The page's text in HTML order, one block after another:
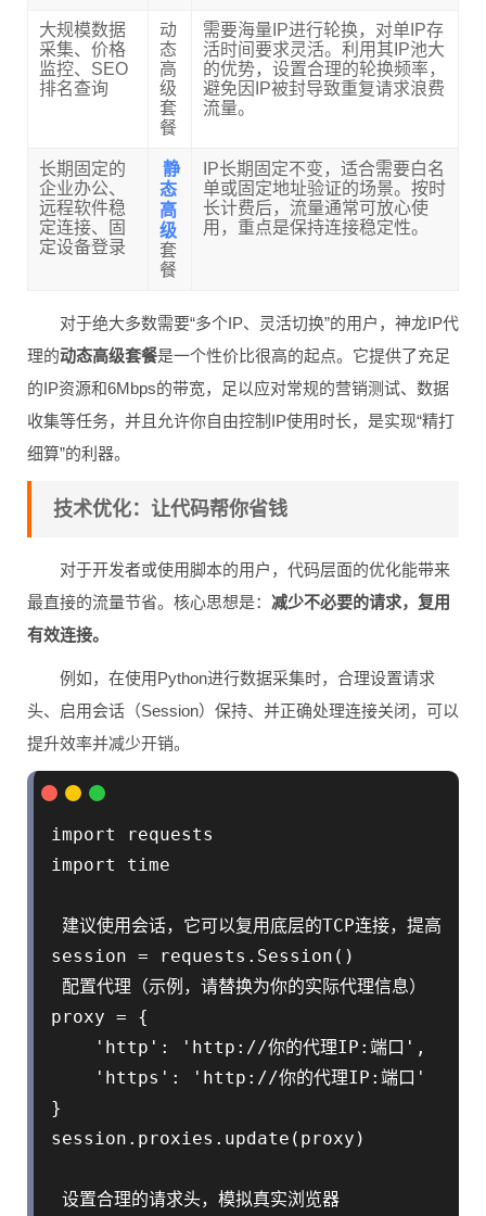
大规模数据
采集、价格
监控、SEO
排名查询
动
态
高
级
套
餐
需要海量IP进行轮换，对单IP存
活时间要求灵活。利用其IP池大
的优势，设置合理的轮换频率，
避免因IP被封导致重复请求浪费
流量。
长期固定的
企业办公、
远程软件稳
定连接、固
定设备登录
静
态
高
级
套
餐
IP长期固定不变，适合需要白名
单或固定地址验证的场景。按时
长计费后，流量通常可放心使
用，重点是保持连接稳定性。
对于绝大多数需要“多个IP、灵活切换”的用户，神龙IP代
理的动态高级套餐是一个性价比很高的起点。它提供了充足
的IP资源和6Mbps的带宽，足以应对常规的营销测试、数据
收集等任务，并且允许你自由控制IP使用时长，是实现“精打
细算”的利器。
技术优化：让代码帮你省钱
对于开发者或使用脚本的用户，代码层面的优化能带来
最直接的流量节省。核心思想是： 减少不必要的请求，复用
有效连接。
例如，在使用Python进行数据采集时，合理设置请求
头、启用会话（Session）保持、并正确处理连接关闭，可以
提升效率并减少开销。
import requests
import time
建议使用会话，它可以复用底层的TCP连接，提高效率
session = requests.Session()
配置代理（示例，请替换为你的实际代理信息）
proxy = {
    'http': 'http://你的代理IP:端口',
    'https': 'http://你的代理IP:端口'
}
session.proxies.update(proxy)
设置合理的请求头，模拟真实浏览器